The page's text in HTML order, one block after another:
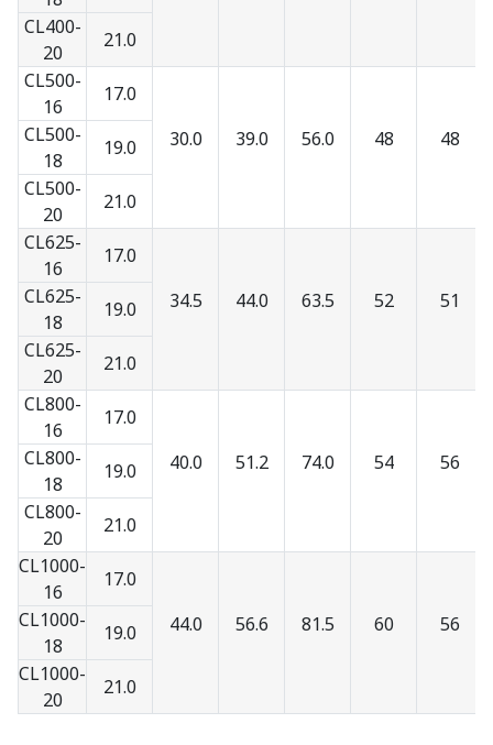
CL400-
20
21.0
CL500-
16
17.0
30.0
39.0 56.0 48 48
CL500-
18
19.0
CL500-
20
21.0
CL625-
16
17.0
34.5
44.0 63.5 52 51
CL625-
18
19.0
CL625-
20
21.0
CL800-
16
17.0
40.0
51.2 74.0 54 56
CL800-
18
19.0
CL800-
20
21.0
CL1000-
16
17.0
44.0
56.6 81.5 60 56
CL1000-
18
19.0
CL1000-
20
21.0